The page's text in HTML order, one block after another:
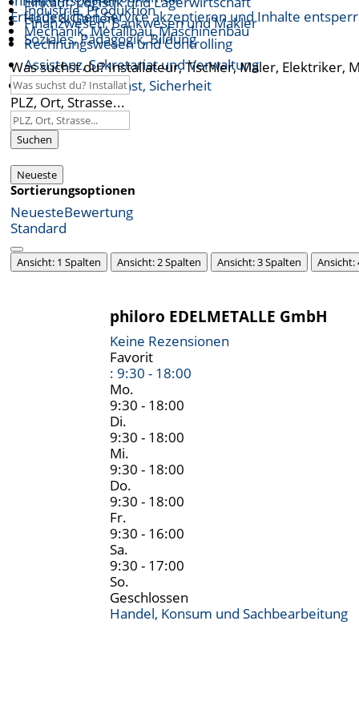
Haus & Garten
Soziales, Pädagogik, Bildung
Industrie, Produktion
Mechanik, Metallbau, Maschinenbau
Finanzwesen, Bankwesen und Makler
Rechnungswesen und Controlling
Assistenz, Sekretariat und Verwaltung
Öffentlicher Dienst, Sicherheit
Erforderlichen Service akzeptieren und Inhalte
Was suchst du? Installateur, Tischler, Maler, Elektriker,
PLZ, Ort, Strasse...
Suchen
Neueste
Sortierungsoptionen
NeuesteBewertung
Standard
Ansicht: 1 Spalten Ansicht: 2 Spalten Ansicht: 3 Spalten Ansicht:
philoro EDELMETALLE GmbH
Keine Rezensionen
Favorit
: 9:30 - 18:00
Mo.
9:30 - 18:00
Di.
9:30 - 18:00
Mi.
9:30 - 18:00
Do.
9:30 - 18:00
Fr.
9:30 - 16:00
Sa.
9:30 - 17:00
So.
Geschlossen
Handel, Konsum und Sachbearbeitung